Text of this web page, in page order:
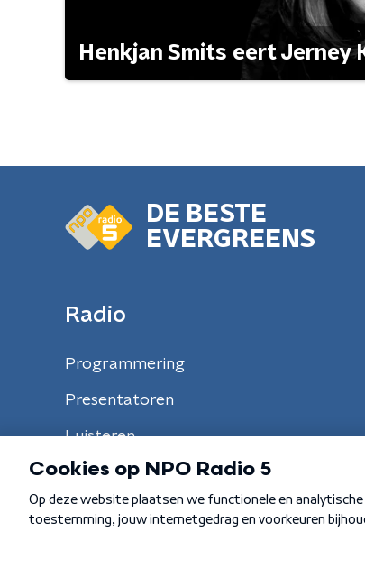
Henkjan Smits eert Jerney
DE BESTE
EVERGREENS
Radio
Programmering
Presentatoren
Luisteren
Algemene voorwaarden Privacybeleid